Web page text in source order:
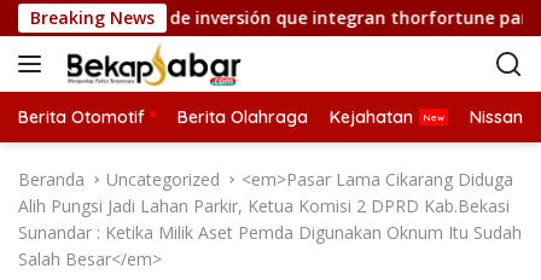
a
g
u
Breaking News
innovadoras de inversión que integran thorfortune para
Berita Otomotif Berita Olahraga Kejahatan Nissan
Beranda Uncategorized
<em>Pasar Lama Cikarang Diduga
Alih Pungsi Jadi Lahan Parkir, Ketua Komisi 2 DPRD Kab.Bekasi
Sunandar : Ketika Milik Aset Pemda Digunakan Oknum Itu Sudah
Salah Besar</em>